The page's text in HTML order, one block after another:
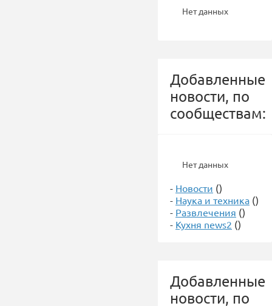
Нет данных
Добавленные
новости, по
сообществам:
Нет данных
- Новости ()
- Наука и техника ()
- Развлечения ()
- Кухня news2 ()
Добавленные
новости, по